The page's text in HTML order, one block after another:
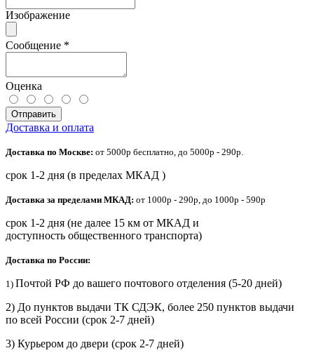
Изображение
Сообщение *
Оценка
Отправить
Доставка и оплата
Доставка по Москве: от 5000р бесплатно, до 5000р - 290р.
срок 1-2 дня (в пределах МКАД )
Доставка за пределами МКАД: от 1000р - 290р, до 1000р - 590р
срок 1-2 дня (не далее 15 км от МКАД и
доступность общественного транспорта)
Доставка по России:
1) Почтой РФ до вашего почтового отделения (5-20 дней)
2) До пунктов выдачи ТК СДЭК, более 250 пунктов выдачи
по всей России (срок 2-7 дней)
3) Курьером до двери (срок 2-7 дней)